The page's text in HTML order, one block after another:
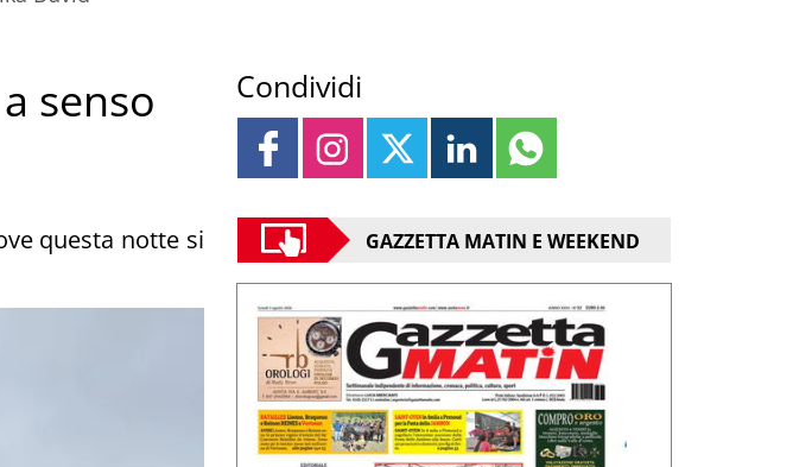
senso
questa notte si
Condividi
GAZZETTA MATIN E WEEKEND